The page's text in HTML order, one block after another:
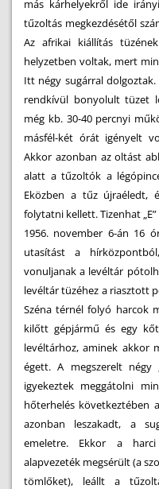
más kárhelyekről ide
tűzoltás megkezdésétől
Az afrikai kiállítás
helyzetben voltak, mert
Itt négy sugárral
rendkívül bonyolult tüzet
még kb. 30-40 percnyi
másfél-két órát igényelt
Akkor azonban az oltást
alatt a tűzoltók a
Eközben a tűz újraéledt,
folytatni kellett. Tizenhat
1956. november 6-án 16
utasítást a
vonuljanak a levéltár
levéltár tüzéhez a riasztott
Széna térnél folyó harcok
kilőtt gépjármű és egy
levéltárhoz, aminek akkor
égett. A megszerelt négy
igyekeztek meggátolni
hőterhelés következtében
azonban leszakadt, a
emeletre. Ekkor a
alapvezeték megsérült (a
tömlőket), leállt a